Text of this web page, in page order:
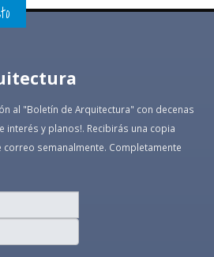
al "Boletín de Arquitectura" con decenas
interés y planos!. Recibirás una copia
semanalmente. Completamente